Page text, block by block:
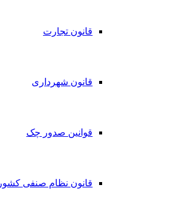
قانون تجارت
قانون شهرداری
قوانین صدور چک
قانون نظام صنفی کشور